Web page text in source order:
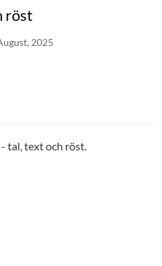
röst
2025
tal, text och röst.